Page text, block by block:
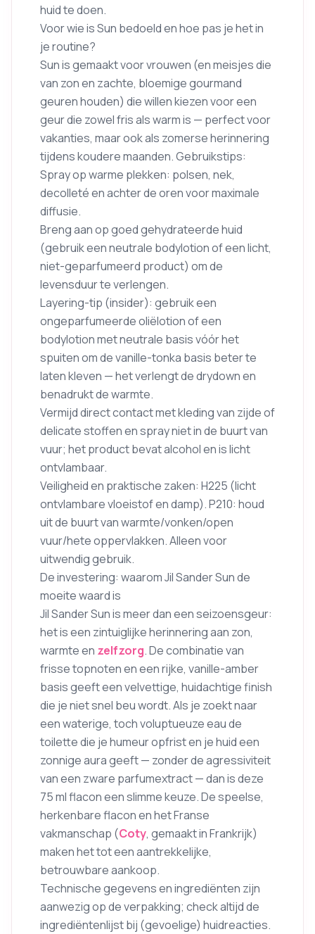
huid te doen.
Voor wie is Sun bedoeld en hoe pas je het in
je routine?
Sun is gemaakt voor vrouwen (en meisjes die
van zon en zachte, bloemige gourmand
geuren houden) die willen kiezen voor een
geur die zowel fris als warm is — perfect voor
vakanties, maar ook als zomerse herinnering
tijdens koudere maanden. Gebruikstips:
Spray op warme plekken: polsen, nek,
decolleté en achter de oren voor maximale
diffusie.
Breng aan op goed gehydrateerde huid
(gebruik een neutrale bodylotion of een licht,
niet-geparfumeerd product) om de
levensduur te verlengen.
Layering-tip (insider): gebruik een
ongeparfumeerde oliëlotion of een
bodylotion met neutrale basis vóór het
spuiten om de vanille-tonka basis beter te
laten kleven — het verlengt de drydown en
benadrukt de warmte.
Vermijd direct contact met kleding van zijde of
delicate stoffen en spray niet in de buurt van
vuur; het product bevat alcohol en is licht
ontvlambaar.
Veiligheid en praktische zaken: H225 (licht
ontvlambare vloeistof en damp). P210: houd
uit de buurt van warmte/vonken/open
vuur/hete oppervlakken. Alleen voor
uitwendig gebruik.
De investering: waarom Jil Sander Sun de
moeite waard is
Jil Sander Sun is meer dan een seizoensgeur:
het is een zintuiglijke herinnering aan zon,
warmte en zelfzorg. De combinatie van
frisse topnoten en een rijke, vanille-amber
basis geeft een velvettige, huidachtige finish
die je niet snel beu wordt. Als je zoekt naar
een waterige, toch voluptueuze eau de
toilette die je humeur opfrist en je huid een
zonnige aura geeft — zonder de agressiviteit
van een zware parfumextract — dan is deze
75 ml flacon een slimme keuze. De speelse,
herkenbare flacon en het Franse
vakmanschap (Coty, gemaakt in Frankrijk)
maken het tot een aantrekkelijke,
betrouwbare aankoop.
Technische gegevens en ingrediënten zijn
aanwezig op de verpakking; check altijd de
ingrediëntenlijst bij (gevoelige) huidreacties.